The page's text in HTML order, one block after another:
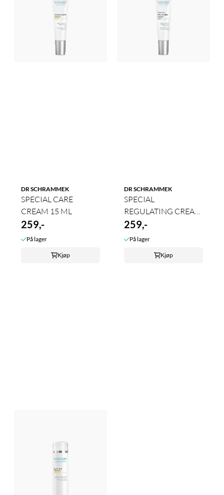
DR SCHRAMMEK
SPECIAL CARE
CREAM 15 ML
259,-
På lager
Kjøp
DR SCHRAMMEK
SPECIAL
REGULATING CREAM
15 ML
259,-
På lager
Kjøp